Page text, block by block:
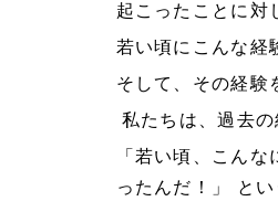
起こったことに対
若い頃にこんな経
そして、その経験
私たちは、過去
「若い頃、こん
ったんだ！」 と